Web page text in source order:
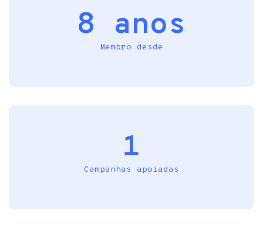
8 anos
Membro desde
1
Campanhas apoiadas